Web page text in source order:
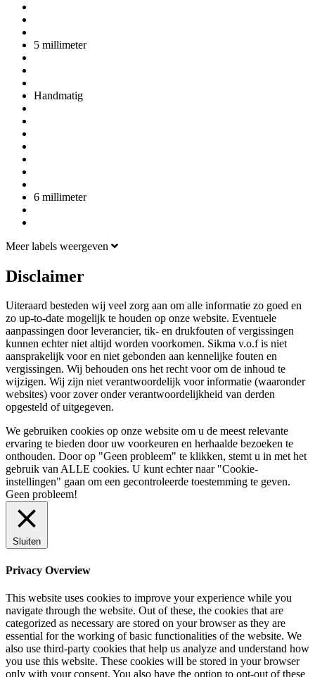
5 millimeter
Handmatig
6 millimeter
Meer labels weergeven
Disclaimer
Uiteraard besteden wij veel zorg aan om alle informatie zo goed en
zo up-to-date mogelijk te houden op onze website. Eventuele
aanpassingen door leverancier, tik- en drukfouten of vergissingen
kunnen echter niet altijd worden voorkomen. Sikma v.o.f is niet
aansprakelijk voor en niet gebonden aan kennelijke fouten en
vergissingen. Wij behouden ons het recht voor om de inhoud te
wijzigen. Wij zijn niet verantwoordelijk voor informatie (waaronder
websites) voor zover onder verantwoordelijkheid van derden
opgesteld of uitgegeven.
We gebruiken cookies op onze website om u de meest relevante
ervaring te bieden door uw voorkeuren en herhaalde bezoeken te
onthouden. Door op "Geen probleem" te klikken, stemt u in met het
gebruik van ALLE cookies. U kunt echter naar "Cookie-
instellingen" gaan om een ​​gecontroleerde toestemming te geven.
Geen probleem!
Sluiten
Privacy Overview
This website uses cookies to improve your experience while you
navigate through the website. Out of these, the cookies that are
categorized as necessary are stored on your browser as they are
essential for the working of basic functionalities of the website. We
also use third-party cookies that help us analyze and understand how
you use this website. These cookies will be stored in your browser
only with your consent. You also have the option to opt-out of these